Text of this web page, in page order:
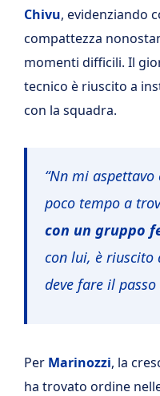
Chivu, evidenziando
compattezza
momenti difficili. Il
tecnico è riuscito a
con la squadra.
“Nn mi
poco tempo a
con un gruppo
con lui, è riuscito
deve fare il passo
Per Marinozzi, la
ha trovato ordine